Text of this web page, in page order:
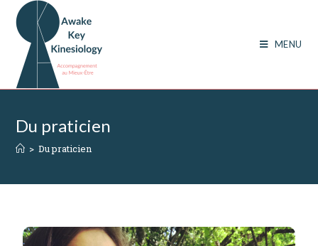
MENU
Du praticien
> Du praticien